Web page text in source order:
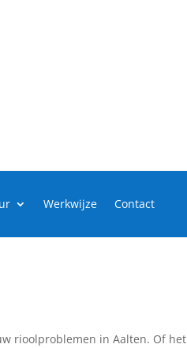
Werkwijze Contact
rioolproblemen in Aalten. Of